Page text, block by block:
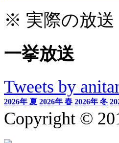
※ 実際の放送
一挙放送
Tweets by
2026年 夏 2026年 春 2026年 冬
Copyright ©